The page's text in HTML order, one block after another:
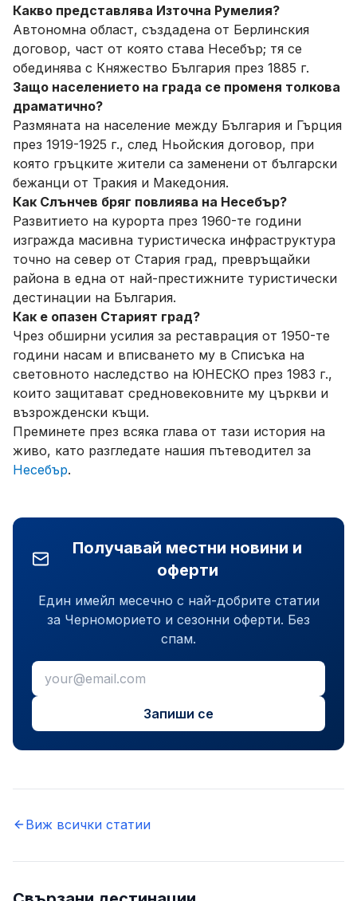
Какво представлява Източна Румелия?
Автономна област, създадена от Берлинския
договор, част от която става Несебър; тя се
обединява с Княжество България през 1885 г.
Защо населението на града се променя толкова
драматично?
Размяната на население между България и Гърция
през 1919-1925 г., след Ньойския договор, при
която гръцките жители са заменени от български
бежанци от Тракия и Македония.
Как Слънчев бряг повлиява на Несебър?
Развитието на курорта през 1960-те години
изгражда масивна туристическа инфраструктура
точно на север от Стария град, превръщайки
района в една от най-престижните туристически
дестинации на България.
Как е опазен Старият град?
Чрез обширни усилия за реставрация от 1950-те
години насам и вписването му в Списъка на
световното наследство на ЮНЕСКО през 1983 г.,
които защитават средновековните му църкви и
възрожденски къщи.
Преминете през всяка глава от тази история на
живо, като разгледате нашия пътеводител за
Несебър.
Получавай местни новини и
оферти
Един имейл месечно с най-добрите статии
за Черноморието и сезонни оферти. Без
спам.
Запиши се
Виж всички статии